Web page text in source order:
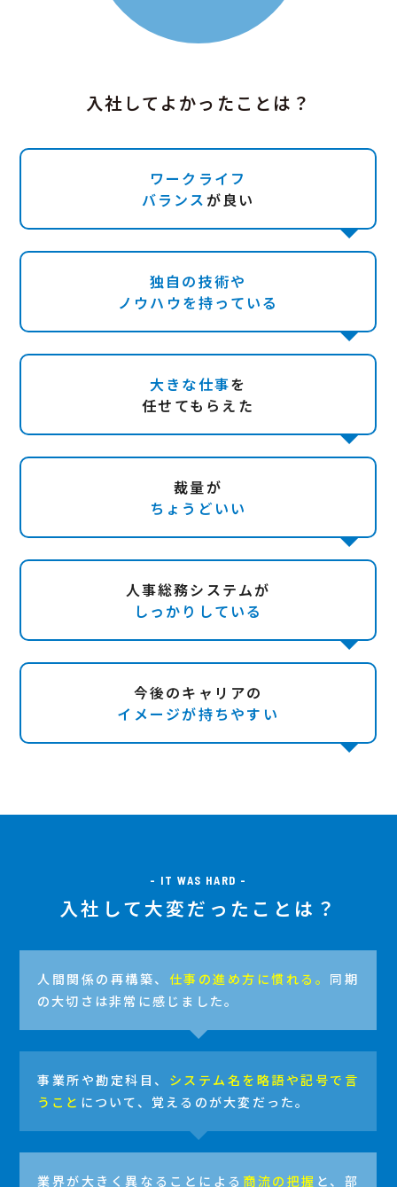
入社してよかったことは？
ワークライフ
バランス が良い
独自の技術や
ノウハウを持っている
大きな仕事を
任せてもらえた
裁量が
ちょうどいい
人事総務システムが
しっかりしている
今後のキャリアの
イメージが持ちやすい
- IT WAS HARD -
入社して大変だったことは？
人間関係の再構築、 仕事の進め方に慣れる。 同期
の大切さは非常に感じました。
事業所や勘定科目、 システム名を略語や記号で言
うこと について、覚えるのが大変だった。
業界が大きく異なることによる 商流の把握 と、部